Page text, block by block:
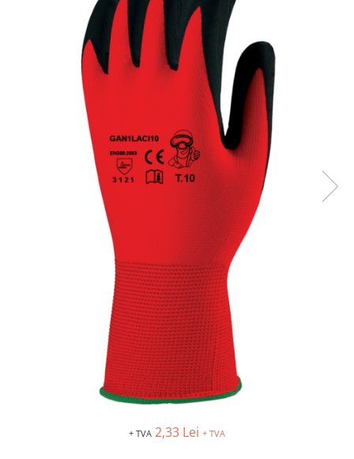
Costume | Combinezoane
Impermeabile
Pantaloni Impermeabili
Pelerine | Jachete Impermeabile
Imbracaminte TERMOIZOLANTĂ
Jachete Termoizolante
Pantaloni Termoizolanti
Costume | Combinezoane
Veste Termoizolante
Îmbrăcăminte REFLECTORIZANTĂ
Jachete reflectorizante (HI-VIS)
Pantaloni si salopete reflectorizante
Costume reflectorizante (HI-VIS)
Combinezoane Reflectorizante (HI-
Veste reflectorizante (HI-VIS)
Tricouri si bluze reflectorizante (HI-
Fesuri, capisoane si sepci
+ TVA 2,33 Lei + TVA